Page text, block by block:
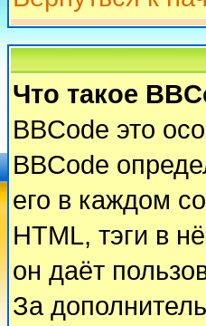
Что такое
BBCode это
BBCode
его в каждом
HTML, тэги в
он даёт
За